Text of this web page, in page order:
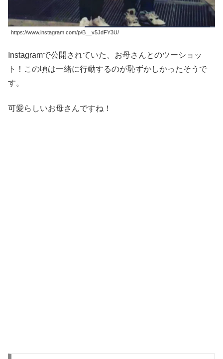
https://www.instagram.com/p/B__v5JdFY3U/
Instagramで公開されていた、お母さんとのツーショッ
ト！この頃は一緒に行動するのが恥ずかしかったそうで
す。
可愛らしいお母さんですね！